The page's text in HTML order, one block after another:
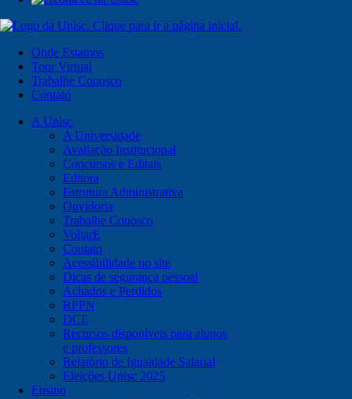
Onde Estamos
Tour Virtual
Trabalhe Conosco
Contato
A Unisc
A Universidade
Avaliação Institucional
Concursos e Editais
Editora
Estrutura Administrativa
Ouvidoria
Trabalhe Conosco
VoltarE
Contato
Acessibilidade no site
Dicas de segurança pessoal
Achados e Perdidos
RPPN
DCE
Recursos disponíveis para alunos
e professores
Relatório de Igualdade Salarial
Eleições Unisc 2025
Ensino